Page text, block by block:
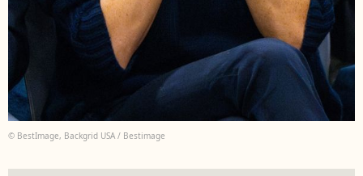
© BestImage, Backgrid USA / Bestimage